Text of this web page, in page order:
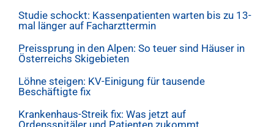
Studie schockt: Kassenpatienten warten bis zu 13-
mal länger auf Facharzttermin
Preissprung in den Alpen: So teuer sind Häuser in
Österreichs Skigebieten
Löhne steigen: KV-Einigung für tausende
Beschäftigte fix
Krankenhaus-Streik fix: Was jetzt auf